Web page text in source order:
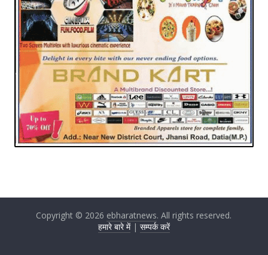
Copyright © 2026 ebharatnews. All rights reserved.
हमारे बारे में| सम्पर्क करें